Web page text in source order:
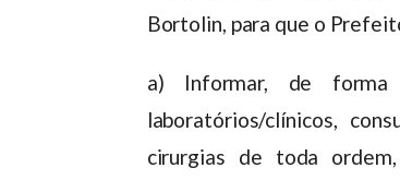
Bortolin, para que o
a) Informar, de forma
laboratórios/clínicos,
cirurgias de toda